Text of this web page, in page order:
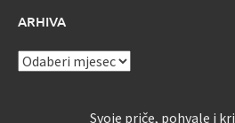
ARHIVA
ARHIVA
Svoje priče, pohvale i